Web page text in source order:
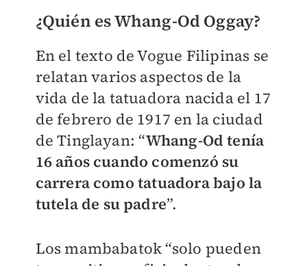
¿Quién esWhang-Od Oggay?
En el texto de Vogue Filipinas se
relatan varios aspectos de la
vida de la tatuadora nacida el 17
de febrero de 1917 en la ciudad
de Tinglayan: “Whang-Od tenía
16 años cuando comenzó su
carrera como tatuadora bajo la
tutela de su padre”.
Los mambabatok “solo pueden